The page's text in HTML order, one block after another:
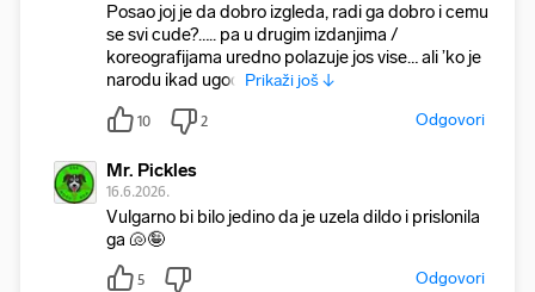
Posao joj je da dobro izgleda, radi ga dobro i cemu
se svi cude?….. pa u drugim izdanjima /
koreografijama uredno polazuje jos vise… ali ’ko je
narodu ikad ugod Prikaži još ↓
10 2 Odgovori
Mr. Pickles
16.6.2026.
Vulgarno bi bilo jedino da je uzela dildo i prislonila
ga 🐚🤪
5 Odgovori